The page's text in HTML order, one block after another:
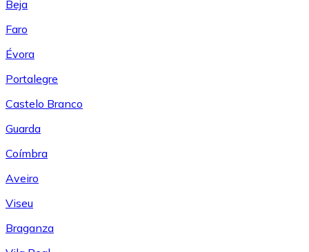
Beja
Faro
Évora
Portalegre
Castelo Branco
Guarda
Coímbra
Aveiro
Viseu
Braganza